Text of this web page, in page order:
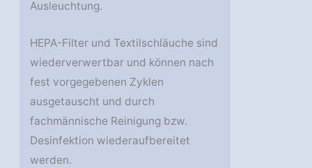
Ausleuchtung.
HEPA-Filter und Textilschläuche sind
wiederverwertbar und können nach
fest vorgegebenen Zyklen
ausgetauscht und durch
fachmännische Reinigung bzw.
Desinfektion wiederaufbereitet
werden.